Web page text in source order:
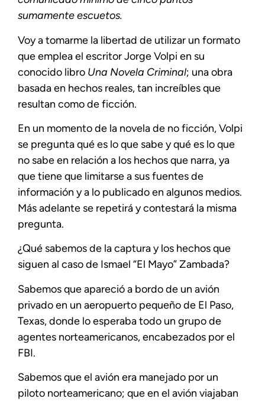
sumamente escuetos.
Voy a tomarme la libertad de utilizar un formato
que emplea el escritor Jorge Volpi en su
conocido libro Una Novela Criminal; una obra
basada en hechos reales, tan increíbles que
resultan como de ficción.
En un momento de la novela de no ficción, Volpi
se pregunta qué es lo que sabe y qué es lo que
no sabe en relación a los hechos que narra, ya
que tiene que limitarse a sus fuentes de
información y a lo publicado en algunos medios.
Más adelante se repetirá y contestará la misma
pregunta.
¿Qué sabemos de la captura y los hechos que
siguen al caso de Ismael “El Mayo” Zambada?
Sabemos que apareció a bordo de un avión
privado en un aeropuerto pequeño de El Paso,
Texas, donde lo esperaba todo un grupo de
agentes norteamericanos, encabezados por el
FBI.
Sabemos que el avión era manejado por un
piloto norteamericano; que en el avión viajaban